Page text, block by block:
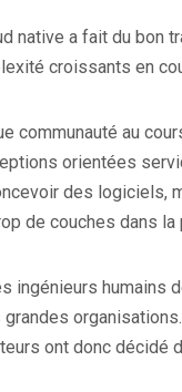
native a fait du bon
croissants en
communauté au
orientées
des logiciels,
de couches dans la
ingénieurs humains
ont donc décidé